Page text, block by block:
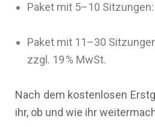
Paket mit 5–10
Paket mit 11–30
zzgl. 19 % MwSt.
Nach dem kostenlosen
ihr, ob und wie ihr